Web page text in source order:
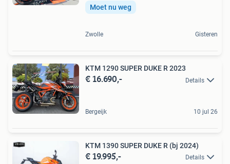
Moet nu weg
Zwolle Gisteren
KTM 1290 SUPER DUKE R 2023
€ 16.690,- Details
Bergeijk 10 jul 26
KTM 1390 SUPER DUKE R (bj 2024)
€ 19.995,- Details